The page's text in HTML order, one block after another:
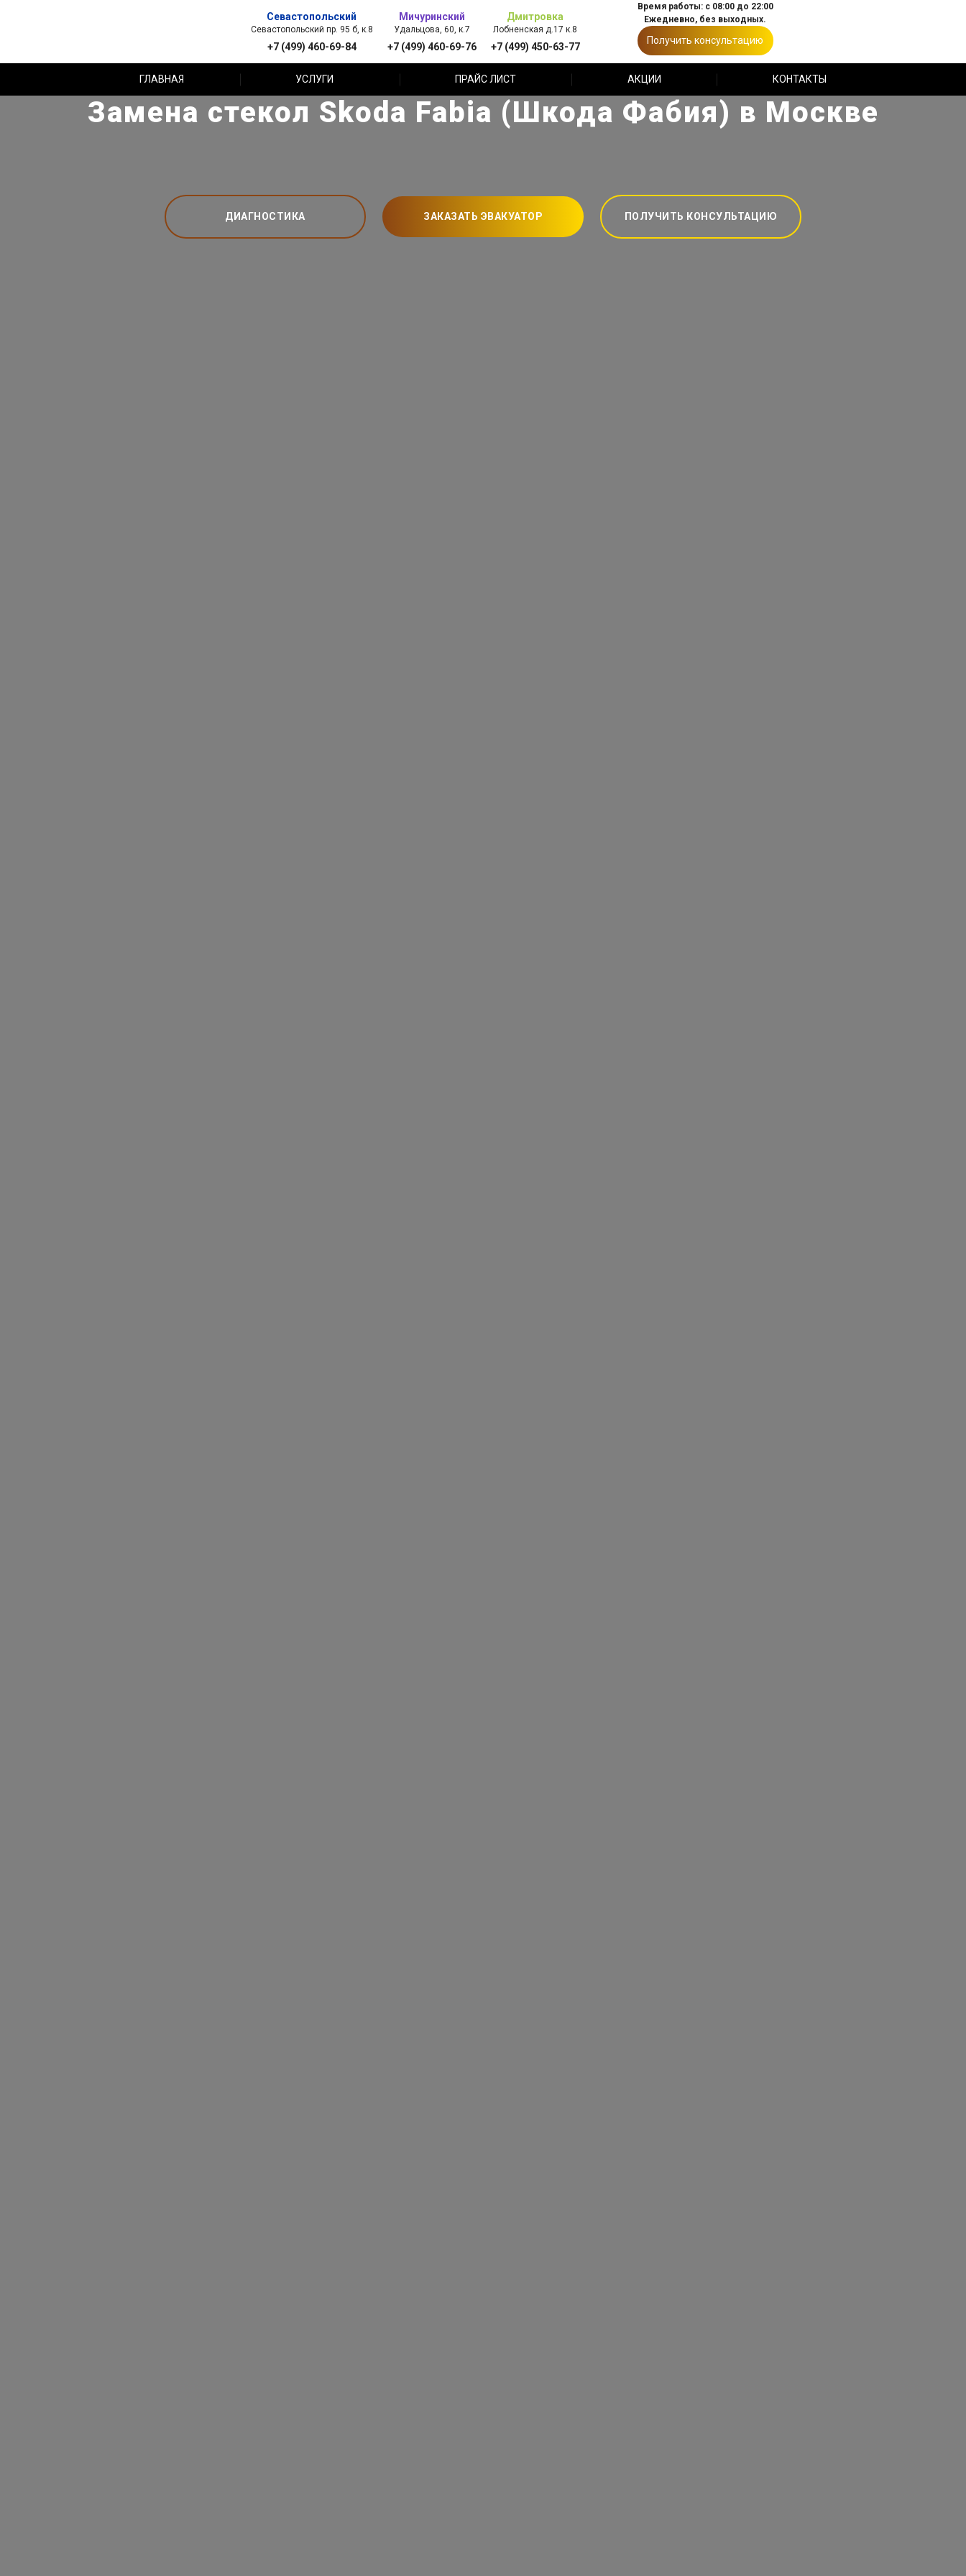
Севастопольский
Севастопольский пр. 95 б, к.8
+7 (499) 460-69-84
Мичуринский
Удальцова, 60, к.7
+7 (499) 460-69-76
Дмитровка
Лобненская д.17 к.8
+7 (499) 450-63-77
Время работы: с 08:00 до 22:00
Ежедневно, без выходных.
Получить консультацию
ГЛАВНАЯ УСЛУГИ ПРАЙС ЛИСТ АКЦИИ КОНТАКТЫ
Замена стекол Skoda Fabia (Шкода Фабия) в Москве
ДИАГНОСТИКА ЗАКАЗАТЬ ЭВАКУАТОР ПОЛУЧИТЬ КОНСУЛЬТАЦИЮ